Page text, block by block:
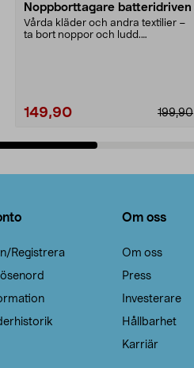
Noppborttagare batteridriven
Vårda kläder och andra textilier –
ta bort noppor och ludd.
199,90
149,90
Registrera
Om oss
Om oss
Press
Investerare
Hållbarhet
Karriär